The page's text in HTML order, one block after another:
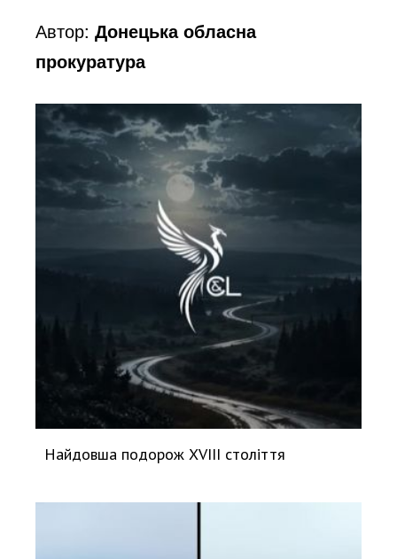
Автор:Донецька обласна
прокуратура
Найдовша подорож XVIII століття